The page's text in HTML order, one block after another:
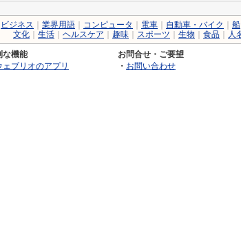
ビジネス 業界用語 コンピュータ 電車 自動車・バイク 船
文化
生活 ヘルスケア 趣味 スポーツ 生物 食品 人
な機能
ェブリオのアプリ
お問合せ・ご要望
・ お問い合わせ